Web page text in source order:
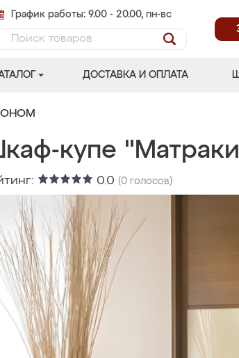
График работы: 9.00 - 20.00, пн-вс
ДОСТАВКА И ОПЛАТА
купе
0.0 (0 голосов)